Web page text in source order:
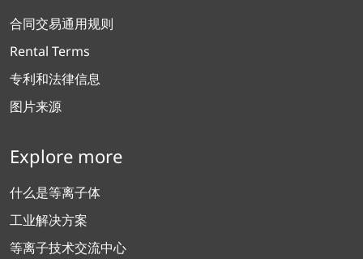
合同交易通用规则
Rental Terms
专利和法律信息
图片来源
Explore more
什么是等离子体
工业解决方案
等离子技术交流中心